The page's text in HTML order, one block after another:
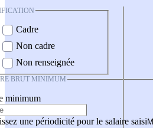
Cadre
Non cadre
Non renseignée
BRUT MINIMUM
minimum
une périodicité pour le salaire saisi